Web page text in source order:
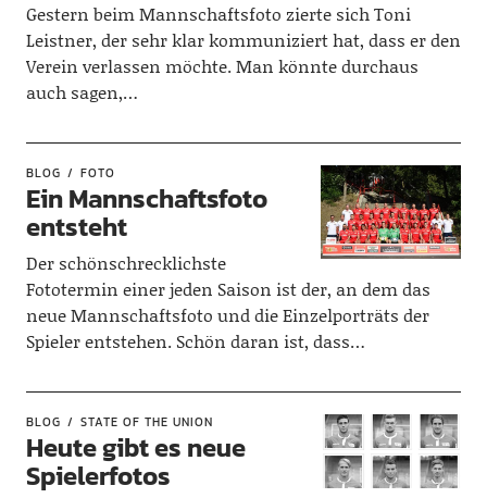
Gestern beim Mannschaftsfoto zierte sich Toni
Leistner, der sehr klar kommuniziert hat, dass er den
Verein verlassen möchte. Man könnte durchaus
auch sagen,…
BLOG FOTO
Ein Mannschaftsfoto
entsteht
Der schönschrecklichste
Fototermin einer jeden Saison ist der, an dem das
neue Mannschaftsfoto und die Einzelporträts der
Spieler entstehen. Schön daran ist, dass…
BLOG STATE OF THE UNION
Heute gibt es neue
Spielerfotos